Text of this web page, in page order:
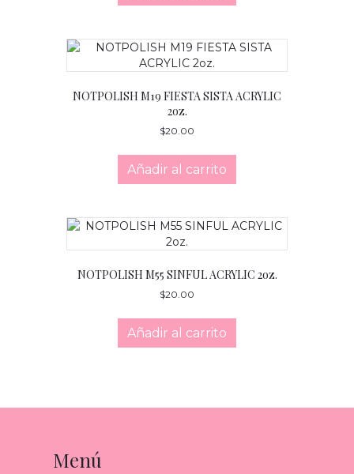
NOTPOLISH M19 FIESTA SISTA ACRYLIC
2oz.
$20.00
Añadir al carrito
NOTPOLISH M55 SINFUL ACRYLIC 2oz.
$20.00
Añadir al carrito
Menú